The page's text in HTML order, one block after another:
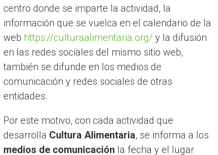
centro donde se imparte la actividad, la
información que se vuelca en el calendario de la
web https://culturaalimentaria.org/y la difusión
en las redes sociales del mismo sitio web,
también se difunde en los medios de
comunicación y redes sociales de otras
entidades.
Por este motivo, con cada actividad que
desarrolla Cultura Alimentaria, se informa a los
medios de comunicación la fecha y el lugar